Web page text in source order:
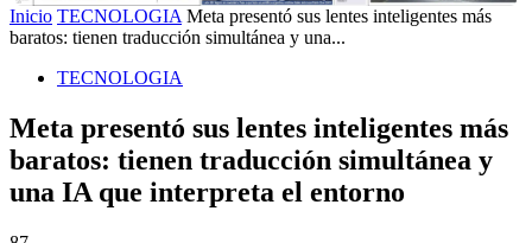
Inicio TECNOLOGIA Meta presentó sus lentes inteligentes más
baratos: tienen traducción simultánea y una...
TECNOLOGIA
Meta presentó sus lentes inteligentes más
baratos: tienen traducción simultánea y
una IA que interpreta el entorno